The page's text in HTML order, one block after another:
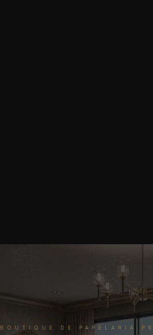
BOUTIQUE DE PAPELARIA